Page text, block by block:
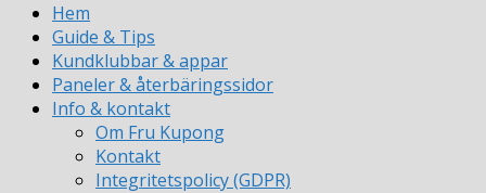
Hem
Guide & Tips
Kundklubbar & appar
Paneler & återbäringssidor
Info & kontakt
Om Fru Kupong
Kontakt
Integritetspolicy (GDPR)